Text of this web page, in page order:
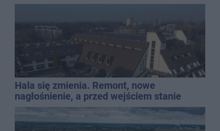
Hala się zmienia. Remont, nowe
nagłośnienie, a przed wejściem stanie
QEMETICA ARENA